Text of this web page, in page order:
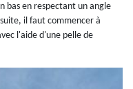
bas en respectant un angle
il faut commencer à
l'aide d'une pelle de